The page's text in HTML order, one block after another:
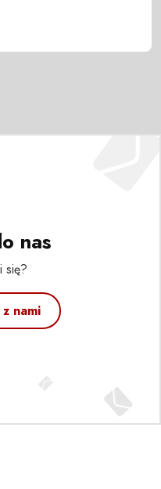
nas
się?
nami